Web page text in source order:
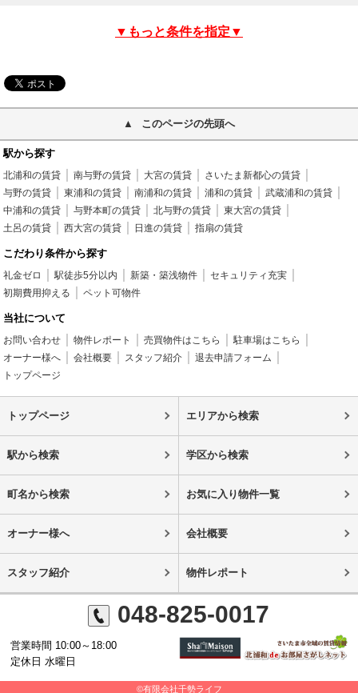
▼もっと条件を指定▼
このページの先頭へ
駅から探す
北浦和の賃貸 南与野の賃貸 大宮の賃貸
さいたま新都心の賃貸
与野の賃貸
東浦和の賃貸 南浦和の賃貸 浦和の賃貸
武蔵浦和の賃貸
中浦和の賃貸
与野本町の賃貸 北与野の賃貸
東大宮の賃貸
土呂の賃貸
西大宮の賃貸 日進の賃貸 指扇の賃貸
こだわり条件から探す
礼金ゼロ 駅徒歩5分以内 新築・築浅物件
セキュリティ充実
初期費用抑える
ペット可物件
当社について
お問い合わせ 物件レポート 売買物件はこちら
駐車場はこちら
オーナー様へ
会社概要 スタッフ紹介
退去申請フォーム
トップページ
トップページ エリアから検索
駅から検索 学区から検索
町名から検索 お気に入り物件一覧
オーナー様へ 会社概要
スタッフ紹介 物件レポート
048-825-0017
営業時間 10:00～18:00
定休日 水曜日
©有限会社千勢ライフ